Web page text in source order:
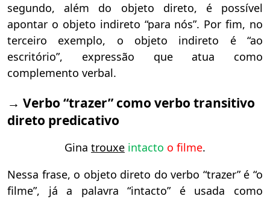
segundo, além do objeto direto, é possível
apontar o objeto indireto “para nós”. Por fim, no
terceiro exemplo, o objeto indireto é “ao
escritório”, expressão que atua como
complemento verbal.
→ Verbo “trazer” como verbo transitivo
direto predicativo
Gina trouxe intacto o filme.
Nessa frase, o objeto direto do verbo “trazer” é “o
filme”, já a palavra “intacto” é usada como